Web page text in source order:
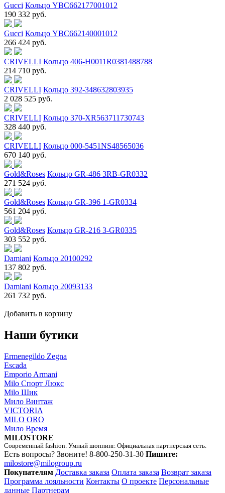
Gucci Кольцо YBC662177001012
190 332 руб.
Gucci Кольцо YBC662140001012
266 424 руб.
CRIVELLI Кольцо 406-H0011R0381488788
214 710 руб.
CRIVELLI Кольцо 392-348632803935
2 028 525 руб.
CRIVELLI Кольцо 370-XR563711730743
328 440 руб.
CRIVELLI Кольцо 000-5451NS48565036
670 140 руб.
Gold&Roses Кольцо GR-486 3RB-GR0332
271 524 руб.
Gold&Roses Кольцо GR-396 1-GR0334
561 204 руб.
Gold&Roses Кольцо GR-216 3-GR0335
303 552 руб.
Damiani Кольцо 20100292
137 802 руб.
Damiani Кольцо 20093133
261 732 руб.
Добавить в корзину
Наши бутики
Ermenegildo Zegna
Escada
Emporio Armani
Milo Спорт Люкс
Milo Шик
Мило Винтаж
VICTORIA
MILO ORO
Мило Время
MILOSTORE
Современный fashion. Умный шоппинг. Официальная партнерская сеть.
Есть вопросы? Звоните! 8-800-250-31-30 Пишите:
milostore@milogroup.ru
Покупателям Доставка заказа Оплата заказа Возврат заказа
Программа лояльности Контакты О проекте Персональные
данные Партнерам